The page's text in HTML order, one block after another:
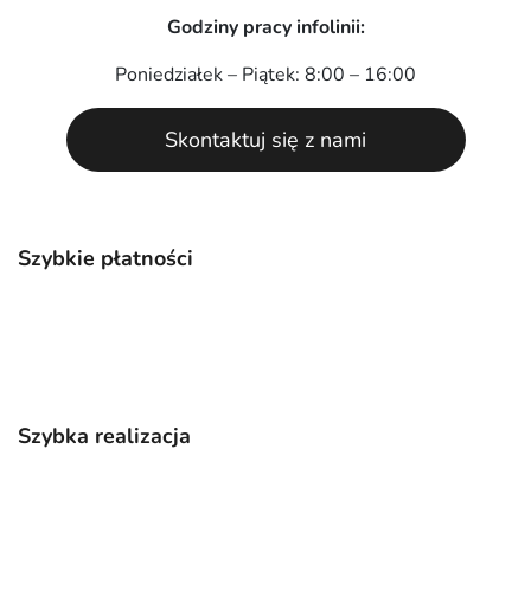
Szybkie płatności
Szybka realizacja
Godziny pracy infolinii:
Poniedziałek – Piątek: 8:00 – 16:00
Skontaktuj się z nami